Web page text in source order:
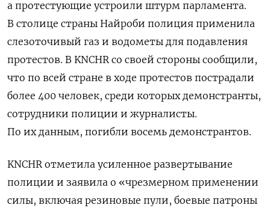
а протестующие устроили штурм парламента.
В столице страны Найроби полиция применила
слезоточивый газ и водометы для подавления
протестов. В KNCHR со своей стороны сообщили,
что по всей стране в ходе протестов пострадали
более 400 человек, среди которых демонстранты,
сотрудники полиции и журналисты.
По их данным, погибли восемь демонстрантов.
KNCHR отметила усиленное развертывание
полиции и заявила о «чрезмерном применении
силы, включая резиновые пули, боевые патроны